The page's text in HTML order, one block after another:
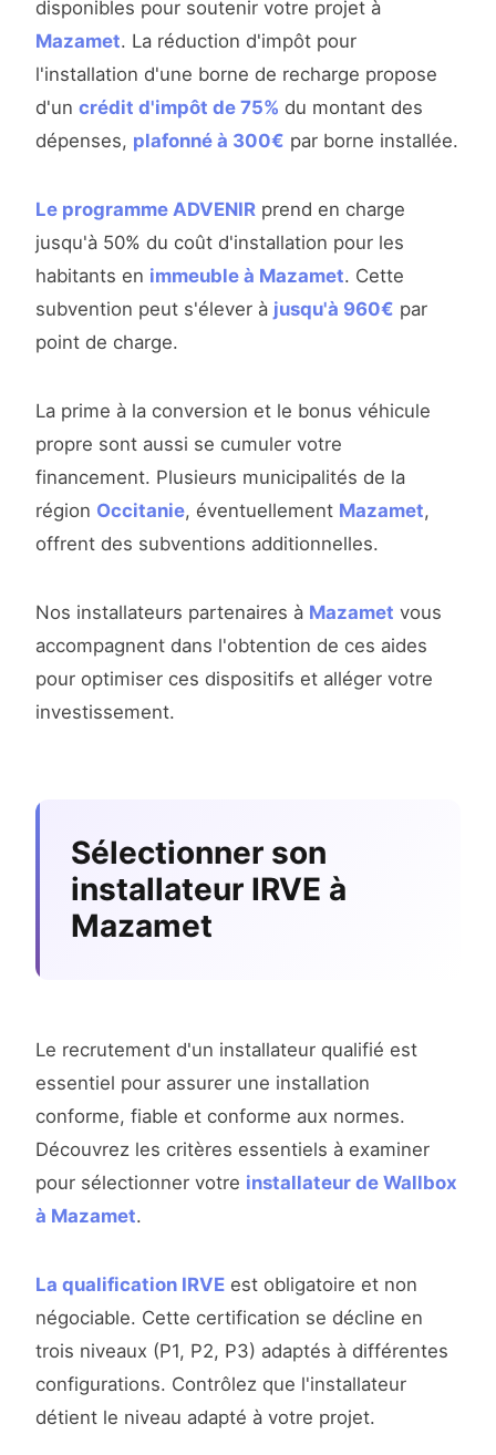
disponibles pour soutenir votre projet à
Mazamet. La réduction d'impôt pour
l'installation d'une borne de recharge propose
d'un crédit d'impôt de 75% du montant des
dépenses, plafonné à 300€ par borne installée.
Le programme ADVENIR prend en charge
jusqu'à 50% du coût d'installation pour les
habitants en immeuble à Mazamet. Cette
subvention peut s'élever à jusqu'à 960€ par
point de charge.
La prime à la conversion et le bonus véhicule
propre sont aussi se cumuler votre
financement. Plusieurs municipalités de la
région Occitanie, éventuellement Mazamet,
offrent des subventions additionnelles.
Nos installateurs partenaires à Mazamet vous
accompagnent dans l'obtention de ces aides
pour optimiser ces dispositifs et alléger votre
investissement.
Sélectionner son
installateur IRVE à
Mazamet
Le recrutement d'un installateur qualifié est
essentiel pour assurer une installation
conforme, fiable et conforme aux normes.
Découvrez les critères essentiels à examiner
pour sélectionner votre installateur de Wallbox
à Mazamet.
La qualification IRVE est obligatoire et non
négociable. Cette certification se décline en
trois niveaux (P1, P2, P3) adaptés à différentes
configurations. Contrôlez que l'installateur
détient le niveau adapté à votre projet.